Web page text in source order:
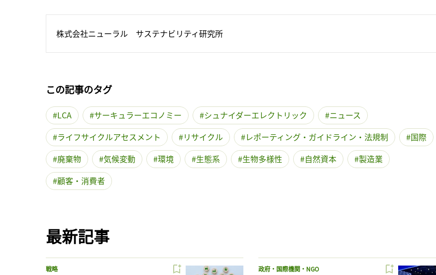
株式会社ニューラル　サステナビリティ研究所
この記事のタグ
LCA サーキュラーエコノミー シュナイダーエレクトリック
ニュース
ライフサイクルアセスメント
リサイクル レポーティング・ガイドライン・法規制
国際
廃棄物
気候変動 環境 生態系 生物多様性 自然資本
製造業
顧客・消費者
最新記事
戦略 政府・国際機関・NGO